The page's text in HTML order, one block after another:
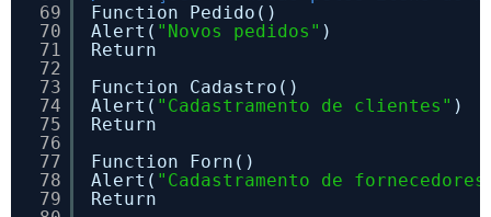
69
70
71
72
73
74
75
76
77
78
79
Function Pedido()
Alert( "Novos pedidos" )
Return
Function Cadastro()
Alert( "Cadastramento de clientes" )
Return
Function Forn()
Alert( "Cadastramento de
Return